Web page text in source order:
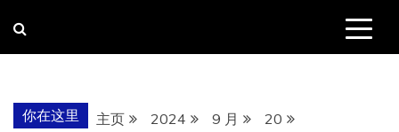
你在这里 主页 2024 9 月
20